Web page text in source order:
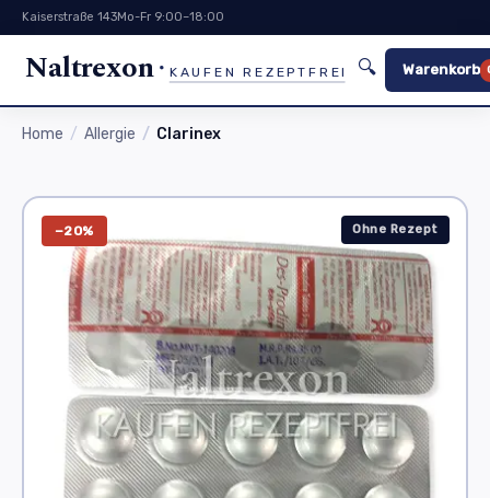
Kaiserstraße 143Mo-Fr 9:00–18:00
Naltrexon KAUFEN REZEPTFREI 🔍 Warenkorb
Home Allergie Clarinex
−20% Ohne Rezept